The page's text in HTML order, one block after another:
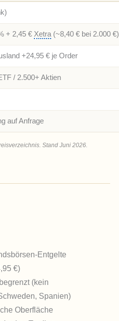
+ 2,45 € Xetra (~8,40 € bei 2.000 €)
+24,95 € je Order
/ 2.500+ Aktien
auf Anfrage
Stand Juni 2026.
Entgelte
€)
(kein
Spanien)
Oberfläche